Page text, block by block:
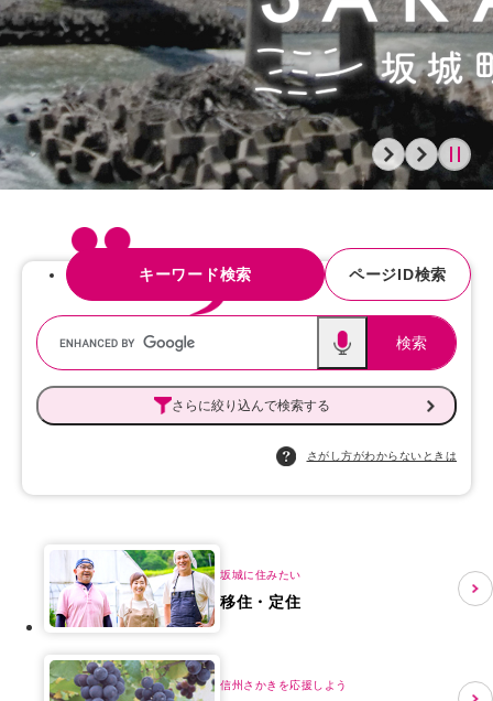
キーワード検索 ページID検索
キーワード検索
音声入力
さらに絞り込んで検索する
さがし方がわからないときは
坂城に住みたい
移住・定住
信州さかきを応援しよう